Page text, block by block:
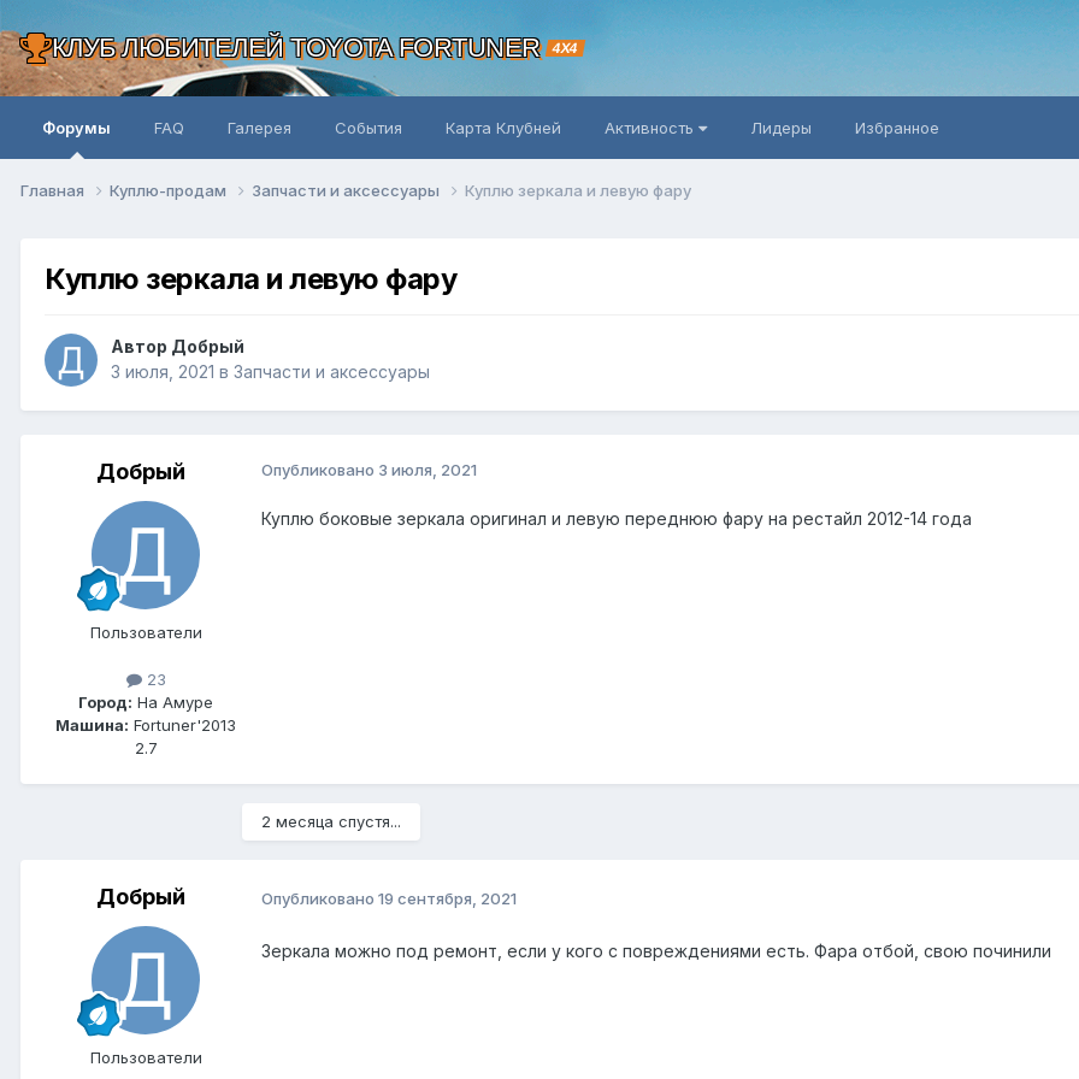
КЛУБ ЛЮБИТЕЛЕЙ TOYOTA FORTUNER 4X4
Форумы FAQ Галерея События Карта Клубней Активность Лидеры Избранное
Главная Куплю-продам Запчасти и аксессуары Куплю зеркала и левую фару
Куплю зеркала и левую фару
Автор Добрый
3 июля, 2021 в Запчасти и аксессуары
Добрый
Пользователи
23
Город: На Амуре
Машина: Fortuner'2013
2.7
Опубликовано 3 июля, 2021
Куплю боковые зеркала оригинал и левую переднюю фару на рестайл 2012-14 года
2 месяца спустя...
Добрый
Пользователи
Опубликовано 19 сентября, 2021
Зеркала можно под ремонт, если у кого с повреждениями есть. Фара отбой, свою починили